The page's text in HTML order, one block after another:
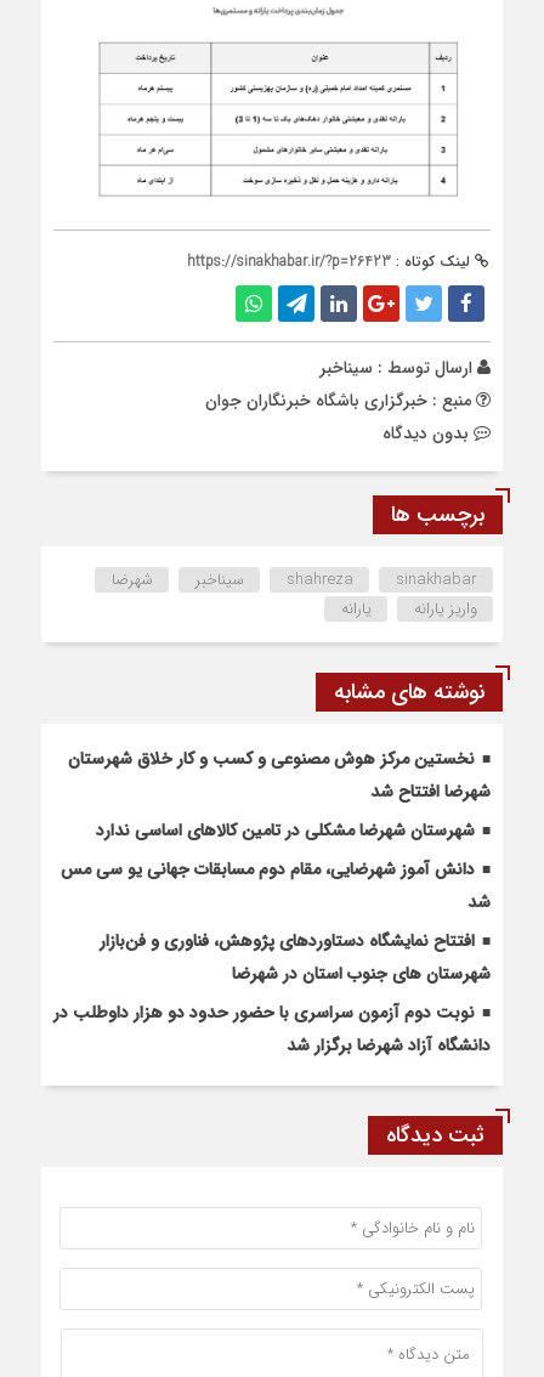
لینک کوتاه : https://sinakhabar.ir/?p=26423
ارسال توسط : سیناخبر
منبع : خبرگزاری باشگاه خبرنگاران جوان
بدون دیدگاه
برچسب ها
shahreza sinakhabar سیناخبر
شهرضا
واریز یارانه
یارانه
نوشته های مشابه
نخستین مرکز هوش مصنوعی و کسب‌ و کار خلاق شهرستان
شهرضا افتتاح شد
شهرستان شهرضا مشکلی در تامین کالاهای اساسی ندارد
دانش آموز شهرضایی، مقام دوم مسابقات جهانی یو سی مس
شد
افتتاح نمایشگاه دستاوردهای پژوهش، فناوری و فن‌بازار
شهرستان های جنوب استان در شهرضا
نوبت دوم آزمون سراسری با حضور حدود دو هزار داوطلب در
دانشگاه آزاد شهرضا برگزار شد
ثبت دیدگاه